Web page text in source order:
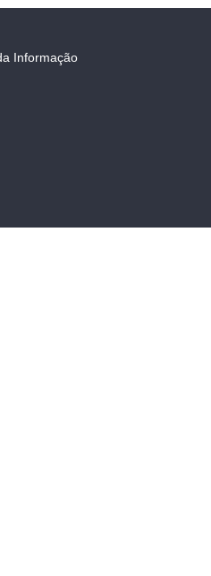
Informação